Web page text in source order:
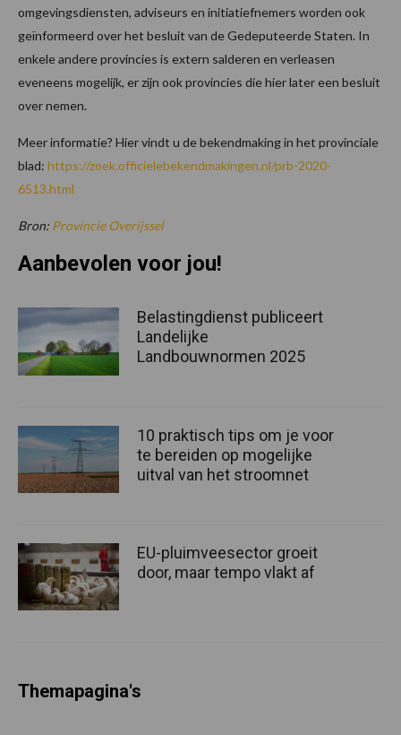
omgevingsdiensten, adviseurs en initiatiefnemers worden ook
geïnformeerd over het besluit van de Gedeputeerde Staten. In
enkele andere provincies is extern salderen en verleasen
eveneens mogelijk, er zijn ook provincies die hier later een besluit
over nemen.
Meer informatie? Hier vindt u de bekendmaking in het provinciale
blad: https://zoek.officielebekendmakingen.nl/prb-2020-
6513.html
Bron: Provincie Overijssel
Aanbevolen voor jou!
Belastingdienst publiceert
Landelijke
Landbouwnormen 2025
10 praktisch tips om je voor
te bereiden op mogelijke
uitval van het stroomnet
EU-pluimveesector groeit
door, maar tempo vlakt af
Themapagina's